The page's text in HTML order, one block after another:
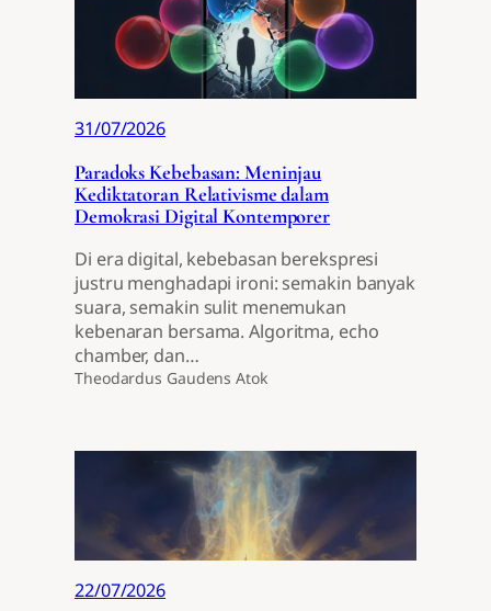
31/07/2026
Paradoks Kebebasan: Meninjau
Kediktatoran Relativisme dalam
Demokrasi Digital Kontemporer
Di era digital, kebebasan berekspresi
justru menghadapi ironi: semakin banyak
suara, semakin sulit menemukan
kebenaran bersama. Algoritma, echo
chamber, dan…
Theodardus Gaudens Atok
22/07/2026